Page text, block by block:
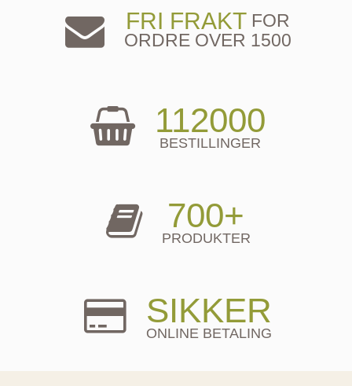
FRI FRAKTFOR
ORDRE OVER 1500
112000
BESTILLINGER
700+
PRODUKTER
SIKKER
ONLINE BETALING